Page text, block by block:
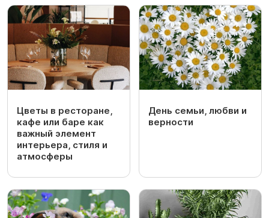
Цветы в ресторане,
кафе или баре как
важный элемент
интерьера, стиля и
атмосферы
День семьи, любви и
верности